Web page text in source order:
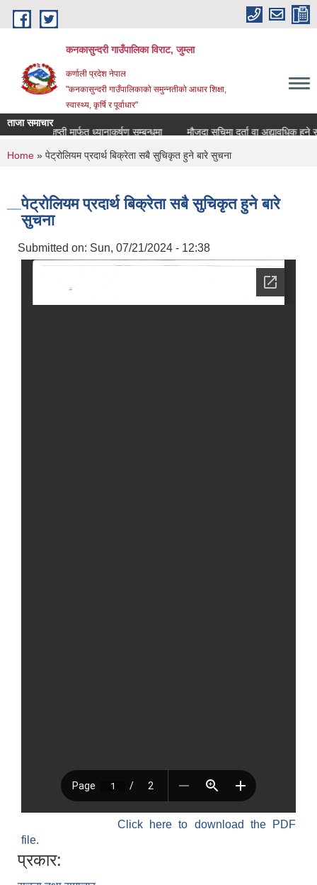
Skip to main content
कनकासुन्दरी गाउँपालिका विराट, जुम्ला
कर्णाली प्रदेश नेपाल
"कनकासुन्दरी गाउँपालिकाको समुन्नतीको आधार शिक्षा,
स्वास्थ्य, कृर्षि र पूर्वाधार"
ताजा समाचार
प्रेस विज्ञप्ती मार्फत ध्यानाकर्षण सम्बन्धमा
मौजुदा सुचिमा दर्ता वा अद्यावधिक हुने
You are here
Home » पेट्रोलियम प्रदार्थ बिक्रेता सबै सुचिकृत हुने बारे सुचना
पेट्रोलियम प्रदार्थ बिक्रेता सबै सुचिकृत हुने बारे
सुचना
Submitted on: Sun, 07/21/2024 - 12:38
Click here to download the PDF
file.
प्रकार: